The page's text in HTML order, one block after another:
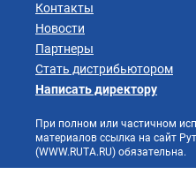
Контакты
Новости
Партнеры
Стать дистрибьютором
Написать директору
При полном или частичном
материалов ссылка на сайт
(WWW.RUTA.RU) обязательна.